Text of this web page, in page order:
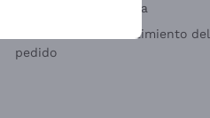
Condiciones de Venta
Formulario de desistimiento del
pedido